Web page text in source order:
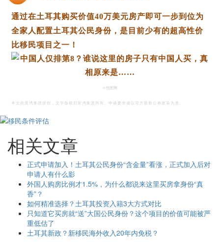
通过在土耳其购买价值40万美元房产即可一步到位为
全家人配置土耳其公民身份， 是目前少有的超高性价
比移民项目之一！
©包图网
本文由景鸿集团原创，文字版权归景鸿集团所有。申请要求请以官方最新公布政策为准。
相关文章
正式申请加入！土耳其公民身份“含金量”看涨，正式加入后对
申请人有什么影
外国人购房比例才1.5%，为什么都说来这里买房拿身份“真
香”？
如何精准选择？土耳其投资入籍3大方式对比
只知道它买房就“送”大国公民身份？这个项目的价值可能被严
重低估了
土耳其新政？新移民海外收入20年内免税？